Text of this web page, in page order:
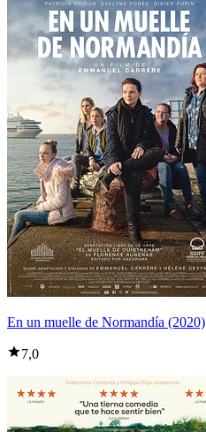
En un muelle de Normandía (2020)
7,0